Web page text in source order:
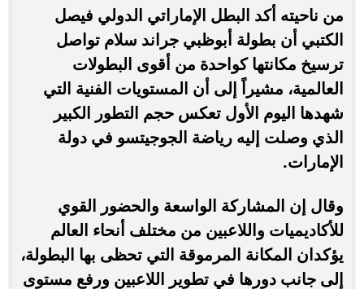
من ناحيته أكد البطل الإماراتي الدولي فيصل
الكتبي أن بطولة أبوظبي جراند سلام تواصل
ترسيخ مكانتها كواحدة من أقوى البطولات
العالمية، مشيراً إلى أن المستويات الفنية التي
شهدها اليوم الأول تعكس حجم التطور الكبير
الذي وصلت إليه رياضة الجوجيتسو في دولة
الإمارات.
وقال إن المشاركة الواسعة والحضور القوي
للأكاديميات واللاعبين من مختلف أنحاء العالم
يؤكدان المكانة المرموقة التي تحظى بها البطولة،
إلى جانب دورها في تطوير اللاعبين ورفع مستوى